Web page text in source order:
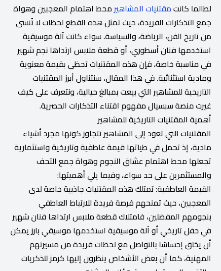
لطالما كانتمقتنيات المشاهيرمحط اهتمام المعجبين وهواة
جمع التذكارات الفريدة، حيث تمثل هذه القطع لحظات لا تُنسى
من تاريخ الفن، الرياضة، والسياسة. سواء كانت آلة موسيقية
استخدمها فنان أسطوري، أو قطعة ملابس ارتداها نجم شهير
في مناسبة خاصة، فإن هذه المقتنيات تحظى بقيمة معنوية
ومادية استثنائية. في هذا المقال، سنتناول أبرز المقتنيات
التاريخية للمشاهير التي بيعت بمبالغ خيالية، ونتعرف على كيف
غيرت منصة سبسيال مفهوم اقتناء التذكارات الحصرية.
أهمية المقتنيات التاريخية للمشاهير
المقتنيات التي تعود إلى المشاهير تتجاوز كونها مجرد أشياء
مادية، إذ تحمل في طياتها قيمة عاطفية وتاريخية واستثمارية
تجعلها محط اهتمام عشاق النجوم وهواة جمع التحف
والمستثمرين على حد سواء، وفيما يلي أهميتها:
القيمة العاطفية: تمتلك هذه المقتنيات جاذبية خاصة لدى
المعجبين، حيث تمنحهم فرصة فريدة للارتباط العاطفي
بنجومهم المفضلين، فامتلاك قطعة ملابس ارتداها فنان شهير
في حفل تاريخي أو آلة موسيقية استخدمها موسيقي بارز يمكن
أن يخلق إحساسًا بالتواصل مع لحظات فريدة من مسيرتهم
المهنية، كما أن بعض الأشخاص ينظرون إليها كرمز للذكريات